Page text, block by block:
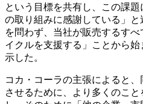
という目標を共有し、この課
の取り組みに感謝している」
を問わず、当社が販売するす
イクルを支援する」ことから
示した。
コカ・コーラの主張によると
させるために、より多くのこ